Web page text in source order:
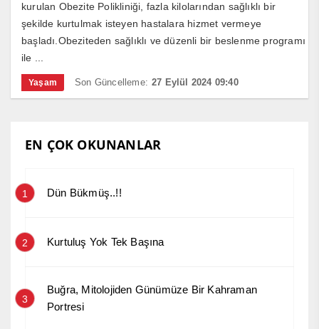
kurulan Obezite Polikliniği, fazla kilolarından sağlıklı bir
şekilde kurtulmak isteyen hastalara hizmet vermeye
başladı.Obeziteden sağlıklı ve düzenli bir beslenme programı
ile ...
Yaşam Son Güncelleme: 27 Eylül 2024 09:40
EN ÇOK OKUNANLAR
1 Dün Bükmüş..!!
2 Kurtuluş Yok Tek Başına
3
Buğra, Mitolojiden Günümüze Bir Kahraman
Portresi